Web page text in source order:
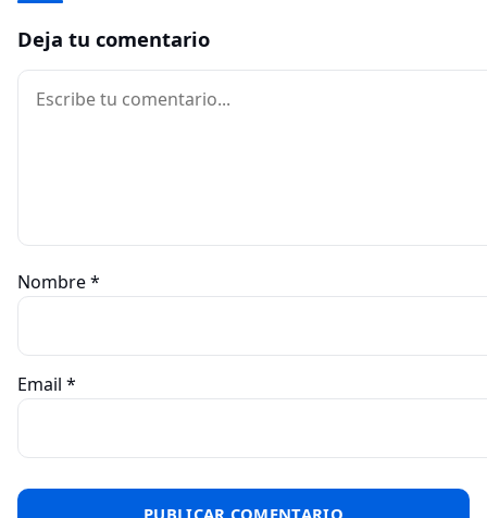
Deja tu comentario
Comentario
Nombre*
Email *